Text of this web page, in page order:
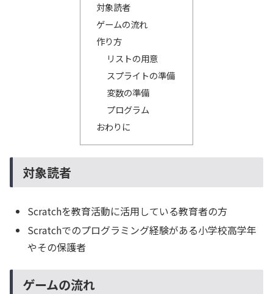
対象読者
ゲームの流れ
作り方
リストの用意
スプライトの準備
変数の準備
プログラム
おわりに
対象読者
Scratchを教育活動に活用している教育者の方
Scratchでのプログラミング経験がある小学校高学年
やその保護者
ゲームの流れ